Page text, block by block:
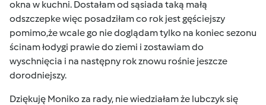
okna w kuchni. Dostałam od sąsiada taką małą
odszczepke więc posadziłam co rok jest gęściejszy
pomimo,że wcale go nie doglądam tylko na koniec sezonu
ścinam łodygi prawie do ziemi i zostawiam do
wyschnięcia i na następny rok znowu rośnie jeszcze
dorodniejszy.
Dziękuję Moniko za rady, nie wiedziałam że lubczyk się